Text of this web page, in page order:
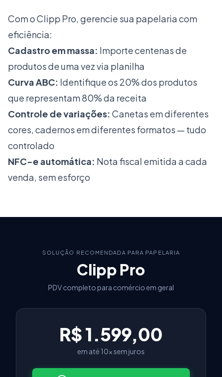
Com o Clipp Pro, gerencie sua papelaria com
eficiência:
Cadastro em massa: Importe centenas de
produtos de uma vez via planilha
Curva ABC: Identifique os 20% dos produtos
que representam 80% da receita
Controle de variações: Canetas em diferentes
cores, cadernos em diferentes formatos — tudo
controlado
NFC-e automática: Nota fiscal emitida a cada
venda, sem esforço
SOLUÇÃO RECOMENDADA PARA PAPELARIA
Clipp Pro
PDV completo para comércio em geral
R$ 1.599,00
em até 10x sem juros